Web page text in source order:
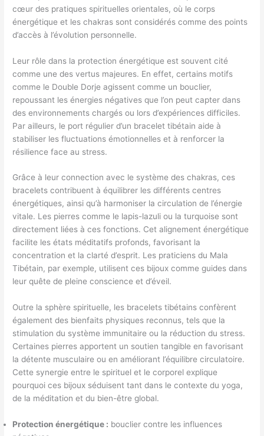
cœur des pratiques spirituelles orientales, où le corps
énergétique et les chakras sont considérés comme des points
d’accès à l’évolution personnelle.
Leur rôle dans la protection énergétique est souvent cité
comme une des vertus majeures. En effet, certains motifs
comme le Double Dorje agissent comme un bouclier,
repoussant les énergies négatives que l’on peut capter dans
des environnements chargés ou lors d’expériences difficiles.
Par ailleurs, le port régulier d’un bracelet tibétain aide à
stabiliser les fluctuations émotionnelles et à renforcer la
résilience face au stress.
Grâce à leur connection avec le système des chakras, ces
bracelets contribuent à équilibrer les différents centres
énergétiques, ainsi qu’à harmoniser la circulation de l’énergie
vitale. Les pierres comme le lapis-lazuli ou la turquoise sont
directement liées à ces fonctions. Cet alignement énergétique
facilite les états méditatifs profonds, favorisant la
concentration et la clarté d’esprit. Les praticiens du Mala
Tibétain, par exemple, utilisent ces bijoux comme guides dans
leur quête de pleine conscience et d’éveil.
Outre la sphère spirituelle, les bracelets tibétains confèrent
également des bienfaits physiques reconnus, tels que la
stimulation du système immunitaire ou la réduction du stress.
Certaines pierres apportent un soutien tangible en favorisant
la détente musculaire ou en améliorant l’équilibre circulatoire.
Cette synergie entre le spirituel et le corporel explique
pourquoi ces bijoux séduisent tant dans le contexte du yoga,
de la méditation et du bien-être global.
Protection énergétique : bouclier contre les influences